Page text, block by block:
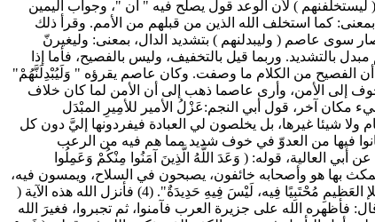
( ليستخلفنهم ) لأن الوعد قول يصلح فيه " أن "، وجواب اليمين
كما استخلف الله الذين من قبلهم من الأمم. وقرأ ذلك
سوى عاصم ( وليبدلنهم ) بتشديد الدال، بمعنى: وليغيرنّ
بالتشديد. وربما قيل بالتخفيف، وليس بالفصيح، فأما إذا
أن الفصيح من الكلام ما وصفت. وكان عاصم يقرؤه " وَلَيُبْدِلَنَّهُمْ"
إلى الأمن، وأرى عاصما ذهب إلى أن الأمن لما كان خلاف
مكان آخر، قول أبي النجم:عَزْلُ الأمير للأمِيرِ المبْدَل
ولا شيئا غيرها، بل يخلصون لي العبادة فيفردونها إليَّ دون كل
فيها من العدوّ في خوف شديد مما هم فيه من الرعب
العالية، قوله: ( وَعَدَ اللَّهُ الَّذِينَ آمَنُوا مِنْكُمْ وَعَمِلُوا
بها هو وأصحابه خائفون، يصبحون في السلاح، ويمسون فيه،
فقال رجل: ما يأتي علينا يوم نأمن فيه، ونضع عنا السلاح ، فقال النبيّ صلى الله عليه وسلم: " لا تَغْبُرُونَ إلا يَسيرًا حتى يجْلِسَ الرَّجُلُ مِنْكُمْ فِي الملإ العَظيمِ مُحْتَبِيًا فِيه، لَيْسَ فِيهِ حَدِيدَةٌ". (4) فأنزل الله هذه الآية (
فأظهره الله على جزيرة العرب فآمنوا، ثم تجبروا، فغيرَ الله